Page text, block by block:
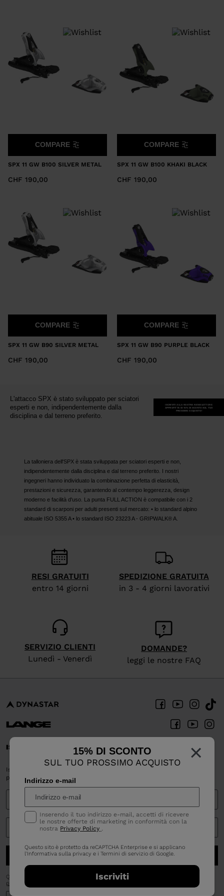
the
website
version
for
×
15% DI SCONTO
SUL TUO PROSSIMO ACQUISTO
Indirizzo e-mail
Inserendo il tuo indirizzo e-mail, accetti di ricevere
le nostre offerte di marketing in conformità con la
nostra Privacy Policy .
Questo sito è protetto da reCAPTCHA Enterprise e si applicano
l'Informativa sulla privacy e iTermini di servizio di Google.
Iscriviti
SPX 11 GW B100 SILVER METAL
CHF 190,00
COMPARE
SPX 11 GW B100 KHAKI BLACK
CHF 190,00
COMPARE
SPX 11 GW B90 SILVER METAL
CHF 190,00
COMPARE
SPX 11 GW B90 PURPLE BLACK
CHF 190,00
COMPARE
L'attacco SPX è stato sviluppato per sciatori
esperti e non, indipendentemente dalla
disciplina e dal terreno preferito.
ISCRIVITI ALLA NOSTRA NEWSLETTER E
APPROFITTA DI 15% DI SCONTO SUL TUO
PROSSIMO ACQUISTO!
La talloniera dell'SPX è stata sviluppata per sciatori esperti e non,
indipendentemente dalla disciplina e dal terreno preferito. I nostri
ingegneri hanno individuato la combinazione perfetta di elasticità,
prestazioni e sicurezza, garantendo al contempo leggerezza, design
moderno e facilità d'uso. La punta FULL ACTION è compatibile con i 2
standard di scarponi per adulti presenti sul mercato: • lo standard alpino
abituale ISO 5355 A • lo standard ISO 23223 A - GRIPWALK® A.
RESI GRATUITI
entro 14 giorni
SPEDIZIONE GRATUITA
in 3 - 4 giorni lavorativi
SERVIZIO CLIENTI
Lunedì - Venerdì
DOMANDE?
leggi le nostre FAQ
ISCRIVITI E RIMANI CONNESSO
Iscriviti alla nostra newsletter per ricevere il 15% di sconto sul tuo
primo acquisto!
ISCRIVITI
Questo sito è protetto da reCAPTCHA Enterprise e si applicano
privacy